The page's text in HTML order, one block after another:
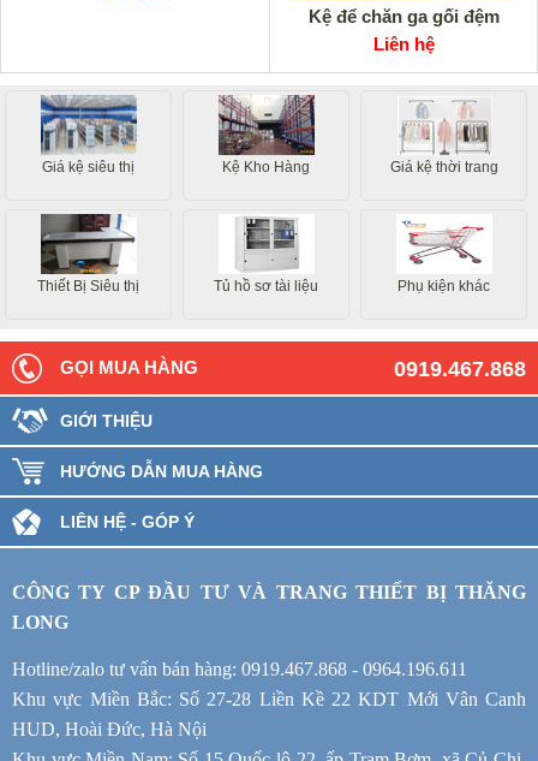
Kệ để chăn ga gối đệm
Liên hệ
Giá kệ siêu thị Kệ Kho Hàng Giá kệ thời trang
Thiết Bị Siêu thị Tủ hồ sơ tài liệu Phụ kiện khác
0919.467.868
GỌI MUA HÀNG
GIỚI THIỆU
HƯỚNG DẪN MUA HÀNG
LIÊN HỆ - GÓP Ý
CÔNG TY CP ĐẦU TƯ VÀ TRANG THIẾT BỊ THĂNG
LONG
Hotline/zalo tư vấn bán hàng: 0919.467.868 - 0964.196.611
Khu vực Miền Bắc: Số 27-28 Liền Kề 22 KDT Mới Vân Canh
HUD, Hoài Đức, Hà Nội